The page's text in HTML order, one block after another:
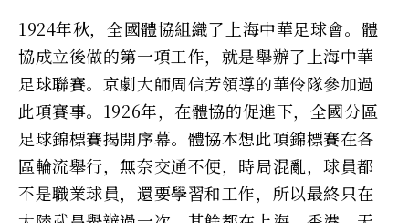
1924年秋，全國體協組織了上海中華足球會。體
協成立後做的第一項工作，就是舉辦了上海中華
足球聯賽。京劇大師周信芳領導的華伶隊參加過
此項賽事。1926年，在體協的促進下，全國分區
足球錦標賽揭開序幕。體協本想此項錦標賽在各
區輪流舉行，無奈交通不便，時局混亂，球員都
不是職業球員，還要學習和工作，所以最終只在